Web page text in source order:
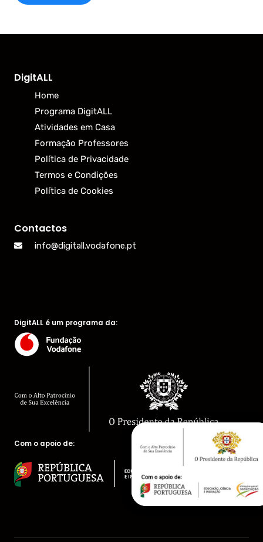
DigitALL
Home
Programa DigitALL
Atividades em Casa
Formação Professores
Política de Privacidade
Termos e Condições
Política de Cookies
Contactos
info@digitall.vodafone.pt
DigitALL é um programa da:
Com o apoio de: